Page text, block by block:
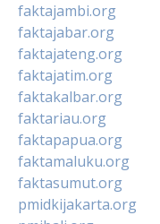
faktajambi.org
faktajabar.org
faktajateng.org
faktajatim.org
faktakalbar.org
faktariau.org
faktapapua.org
faktamaluku.org
faktasumut.org
pmidkijakarta.org